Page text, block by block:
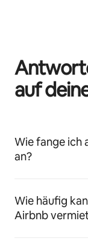
auf
Wie fange ich
an?
Wie häufig
Airbnb